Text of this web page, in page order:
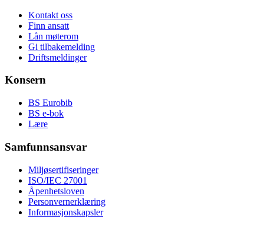
Kontakt oss
Finn ansatt
Lån møterom
Gi tilbakemelding
Driftsmeldinger
Konsern
BS Eurobib
BS e-bok
Lære
Samfunnsansvar
Miljøsertifiseringer
ISO/IEC 27001
Åpenhetsloven
Personvernerklæring
Informasjonskapsler